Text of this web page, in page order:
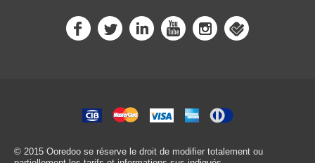
© 2015 Ooredoo se réserve le droit de modifier totalement ou